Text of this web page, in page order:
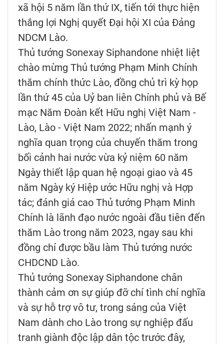
xã hội 5 năm lần thứ IX, tiến tới thực hiện
thắng lợi Nghị quyết Đại hội XI của Đảng
NDCM Lào.
Thủ tướng Sonexay Siphandone nhiệt liệt
chào mừng Thủ tướng Phạm Minh Chính
thăm chính thức Lào, đồng chủ trì kỳ họp
lần thứ 45 của Uỷ ban liên Chính phủ và Bế
mạc Năm Đoàn kết Hữu nghị Việt Nam -
Lào, Lào - Việt Nam 2022; nhấn mạnh ý
nghĩa quan trọng của chuyến thăm trong
bối cảnh hai nước vừa kỷ niệm 60 năm
Ngày thiết lập quan hệ ngoại giao và 45
năm Ngày ký Hiệp ước Hữu nghị và Hợp
tác; đánh giá cao Thủ tướng Phạm Minh
Chính là lãnh đạo nước ngoài đầu tiên đến
thăm Lào trong năm 2023, ngay sau khi
đồng chí được bầu làm Thủ tướng nước
CHDCND Lào.
Thủ tướng Sonexay Siphandone chân
thành cảm ơn sự giúp đỡ chí tình chí nghĩa
và sự hỗ trợ vô tư, trong sáng của Việt
Nam dành cho Lào trong sự nghiệp đấu
tranh giành độc lập dân tộc trước đây,